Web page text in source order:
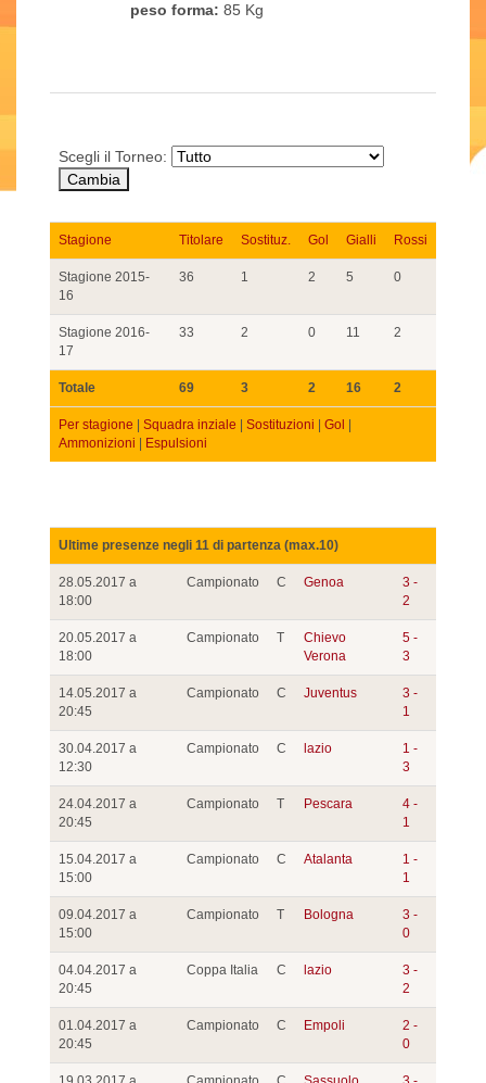
peso forma: 85 Kg
Scegli il Torneo:
Stagione Titolare Sostituz. Gol Gialli Rossi
Stagione 2015-
16
36 1 2 5 0
Stagione 2016-
17
33 2 0 11 2
Totale 69 3 2 16 2
Per stagione Squadra inziale Sostituzioni Gol
Ammonizioni
Espulsioni
Ultime presenze negli 11 di partenza (max.10)
28.05.2017 a
18:00
Campionato C Genoa
3 -
2
20.05.2017 a
18:00
Campionato T
Chievo
Verona
5 -
3
14.05.2017 a
20:45
Campionato C Juventus
3 -
1
30.04.2017 a
12:30
Campionato C lazio
1 -
3
24.04.2017 a
20:45
Campionato T Pescara
4 -
1
15.04.2017 a
15:00
Campionato C Atalanta
1 -
1
09.04.2017 a
15:00
Campionato T Bologna
3 -
0
04.04.2017 a
20:45
Coppa Italia C lazio
3 -
2
01.04.2017 a
20:45
Campionato C Empoli
2 -
0